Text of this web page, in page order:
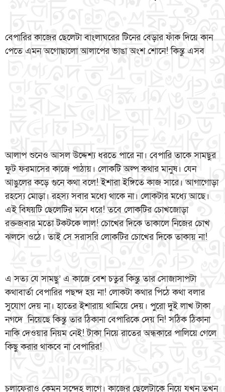
বেপারির কাজের ছেলেটা বাংলাঘরের টিনের বেড়ার ফাঁক দিয়ে কান
পেতে এমন অগোছালো আলাপের ভাঙা অংশ শোনে! কিন্তু এসব
আলাপ শুনেও আসল উদ্দেশ্য ধরতে পারে না। বেপারি তাকে সামছুর
ফুট ফরমাসের কাজে পাঠায়। লোকটি অল্প কথার মানুষ। যেন
আঙুলের কড়ে গুনে কথা বলে! ইশারা ইঙ্গিতে কাজ সারে। আগাগোড়া
রহস্যে মোড়া। রহস্য সবার মধ্যে থাকে না। লোকটার মধ্যে আছে।
এই বিষয়টি ছেলেটির মনে ধরে! তবে লোকটির চোখজোড়া
রক্তজবার মতো টকটকে লাল! চোখের দিকে তাকালে নিজের চোখ
ঝলসে ওঠে। তাই সে সরাসরি লোকটির চোখের দিকে তাকায় না!
এ সত্য যে সামছু’ এ কাজে বেশ চতুর কিন্তু তার সোজাসাপটা
কথাবার্তা বেপারির পছন্দ হয় না! লোকটা কথার পিঠে কথা বলার
সুযোগ দেয় না। হাতের ইশারায় থামিয়ে দেয়। পুরো দুই লাখ টাকা
নগদে নিয়েছে কিন্তু তার ঠিকানা বেপারিকে দেয় নি! সঠিক ঠিকানা
নাকি দেওয়ার নিয়ম নেই! টাকা নিয়ে রাতের অন্ধকারে পালিয়ে গেলে
কিছু করার থাকবে না বেপারির!
চলাফেরাও কেমন সন্দেহ লাগে। কাজের ছেলেটাকে নিয়ে যখন তখন